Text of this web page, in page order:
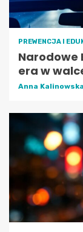
PREWENCJA I
Narodowe
era w
Anna Kalinowska